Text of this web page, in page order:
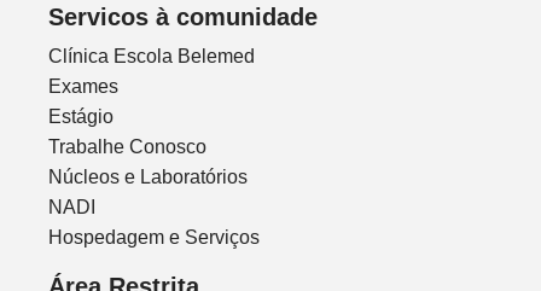
Servicos à comunidade
Clínica Escola Belemed
Exames
Estágio
Trabalhe Conosco
Núcleos e Laboratórios
NADI
Hospedagem e Serviços